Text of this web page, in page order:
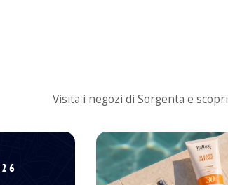
Visita i negozi di Sorgenta e